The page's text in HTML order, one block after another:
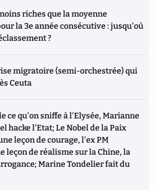
riches que la moyenne
la 3e année consécutive : jusqu'où
?
migratoire (semi-orchestrée) qui
Ceuta
ce qu'on sniffe à l'Elysée, Marianne
hacke l'Etat; Le Nobel de la Paix
leçon de courage, l'ex PM
leçon de réalisme sur la Chine, la
Marine Tondelier fait du